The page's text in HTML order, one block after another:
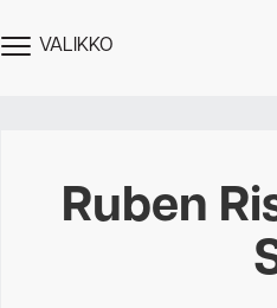
NÄYTÄVALIKKO
Ruben